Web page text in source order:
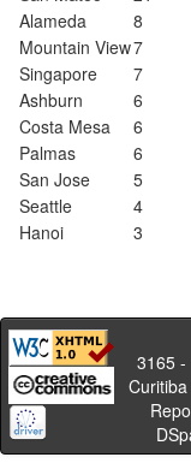
Alameda
8
Mountain View7
Singapore
7
Ashburn
6
Costa Mesa
6
Palmas
6
San Jose
5
Seattle
4
Hanoi
3
Av.
3165 -